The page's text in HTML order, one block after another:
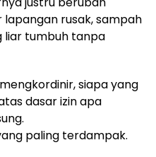
lapangan rusak, sampah
liar tumbuh tanpa
siapa yang
dasar izin apa
paling terdampak.